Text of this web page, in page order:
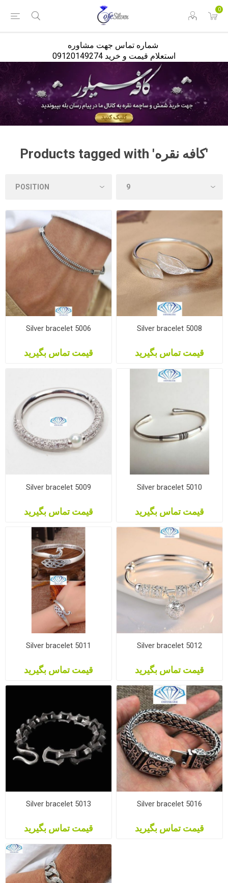
0
استعلام قیمت و خرید 09120149274
Products tagged with 'کافه نقره'
Silver bracelet 5006
قیمت تماس بگیرید
Silver bracelet 5008
قیمت تماس بگیرید
Silver bracelet 5009
قیمت تماس بگیرید
Silver bracelet 5010
قیمت تماس بگیرید
Silver bracelet 5011
قیمت تماس بگیرید
Silver bracelet 5012
قیمت تماس بگیرید
Silver bracelet 5013
قیمت تماس بگیرید
Silver bracelet 5016
قیمت تماس بگیرید